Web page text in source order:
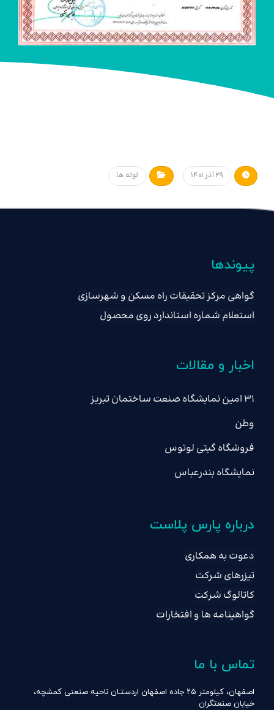
۲۹ آذر ۱۴۰۱ لوله ها
پیوندها
گواهی مرکز تحقیقات راه مسکن و شهرسازی
استعلام شماره استاندارد روی محصول
اخبار و مقالات
۳۱ امین نمایشگاه صنعت ساختمان تبریز
وطن
فروشگاه گیتی لوتوس
نمایشگاه بندرعباس
درباره پارس پلاست
دعوت به همکاری
تیزرهای شرکت
کاتالوگ شرکت
گواهینامه ها و افتخارات
تماس با ما
اصفهان، کیلومتر ۲۵ جاده اصفهان اردستـان ناحیه صنعتی کمشچه،
خیابان صنعتگران